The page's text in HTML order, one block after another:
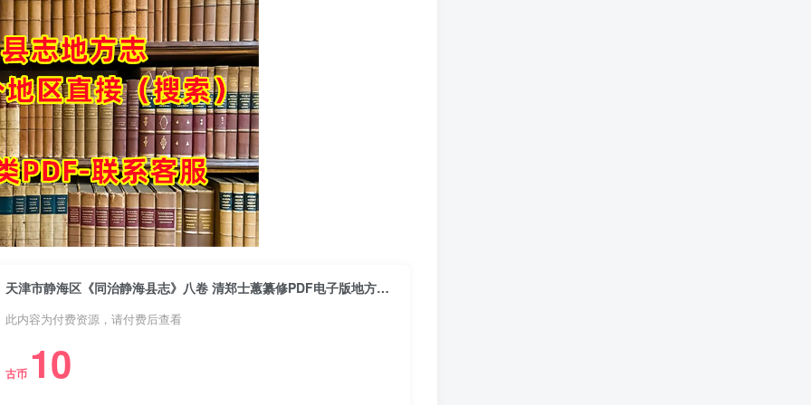
天津市静海区《同治静海县志》八卷 清郑士蕙纂修PDF电子版地方志下载
此内容为付费资源，请付费后查看
古币 10